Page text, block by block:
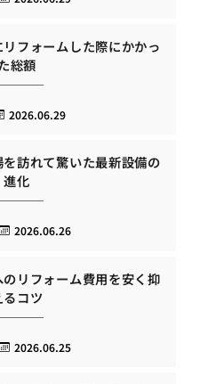
フォームした際にかかっ
総額
2026.06.29
訪れて驚いた最新設備の
進化
2026.06.26
リフォーム費用を安く抑
るコツ
2026.06.25